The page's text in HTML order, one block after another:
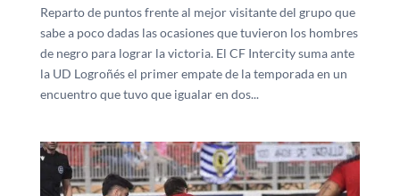
Reparto de puntos frente al mejor visitante del grupo que
sabe a poco dadas las ocasiones que tuvieron los hombres
de negro para lograr la victoria. El CF Intercity suma ante
la UD Logroñés el primer empate de la temporada en un
encuentro que tuvo que igualar en dos...